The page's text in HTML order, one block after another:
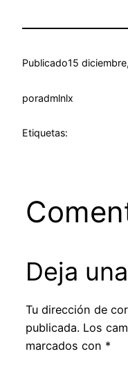
Publicado15
poradmlnlx
Etiquetas:
Deja
Tu dirección de
publicada. Los
marcados con *